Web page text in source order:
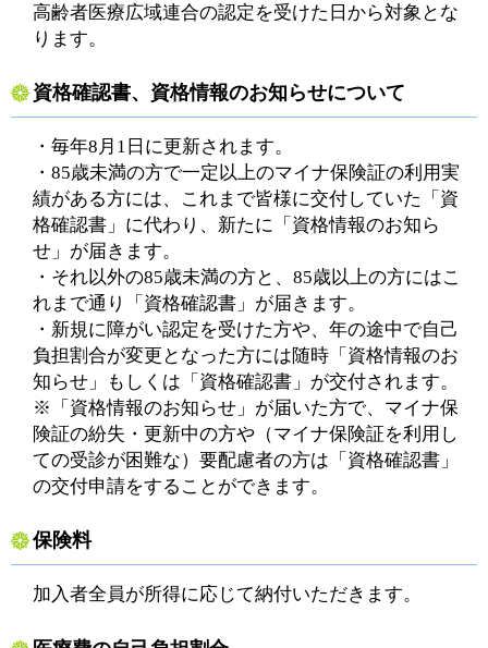
高齢者医療広域連合の認定を受けた日から対象とな
ります。
資格確認書、資格情報のお知らせについて
・毎年8月1日に更新されます。
・85歳未満の方で一定以上のマイナ保険証の利用実
績がある方には、これまで皆様に交付していた「資
格確認書」に代わり、新たに「資格情報のお知ら
せ」が届きます。
・それ以外の85歳未満の方と、85歳以上の方にはこ
れまで通り「資格確認書」が届きます。
・新規に障がい認定を受けた方や、年の途中で自己
負担割合が変更となった方には随時「資格情報のお
知らせ」もしくは「資格確認書」が交付されます。
※「資格情報のお知らせ」が届いた方で、マイナ保
険証の紛失・更新中の方や（マイナ保険証を利用し
ての受診が困難な）要配慮者の方は「資格確認書」
の交付申請をすることができます。
保険料
加入者全員が所得に応じて納付いただきます。